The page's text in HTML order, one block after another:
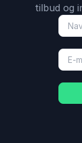
tilbud og